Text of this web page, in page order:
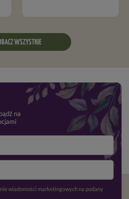
WSZYSTKIE
na
na podany adres e-mail oraz przetwarzanie danych osobowych zgodnie z